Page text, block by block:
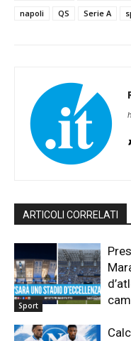
napoli
QS Serie A
ARTICOLI CORRELATI
Sport